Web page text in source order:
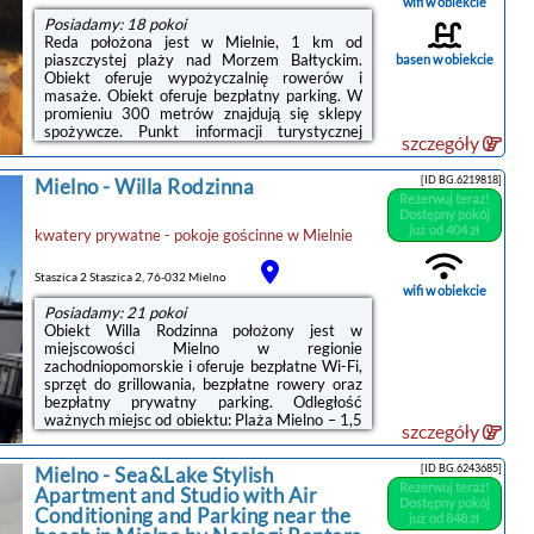
Posiadamy: 18 pokoi
Reda położona jest w Mielnie, 1 km od
piaszczystej plaży nad Morzem Bałtyckim.
Obiekt oferuje wypożyczalnię rowerów i
masaże. Obiekt oferuje bezpłatny parking. W
promieniu 300 metrów znajdują się sklepy
spożywcze. Punkt informacji turystycznej
znajduje się zaledwie 100 metrów
dalej.Klasycznie urządzone pokoje
wyposażone są w telewizor, biurko i prywatną
elektryczny. Na korytarzach dostępne są
również lodówki ogólnodostępne.Reda oferuje
również takie udogodnienia jak przechowalnia
bagażu ...
basen w obiekcie
szczegóły
Mielno-Willa Rodzinna
kwatery prywatne - pokoje gościnnew Mielnie
Staszica 2 Staszica 2, 76-032 Mielno
Posiadamy: 21 pokoi
Obiekt Willa Rodzinna położony jest w
miejscowości Mielno w regionie
zachodniopomorskie i oferuje bezpłatne Wi-Fi,
sprzęt do grillowania, bezpłatne rowery oraz
bezpłatny prywatny parking. Odległość
ważnych miejsc od obiektu: Plaża Mielno – 1,5
km.Wyposażenie obejmuje również lodówkę i
czajnik.W obiekcie znajduje się taras, a okolica
jest popularna wśród miłośników trekkingu i
jazdy na rowerze.Odległość ważnych miejsc
od obiektu: Ratusz – 42 km, PKP Kołobrzeg –
43 km. Lotnisko Lotnisko Szczecin-Goleniów
[ID BG.6219818]
Rezerwuj teraz!
Dostępny pokój
już od 404 zł
wifi w obiekcie
szczegóły
Mielno-Sea&Lake Stylish
Apartment and Studio with Air
Conditioning and Parking near the
[ID BG.6243685]
Rezerwuj teraz!
Dostępny pokój
już od 848 zł